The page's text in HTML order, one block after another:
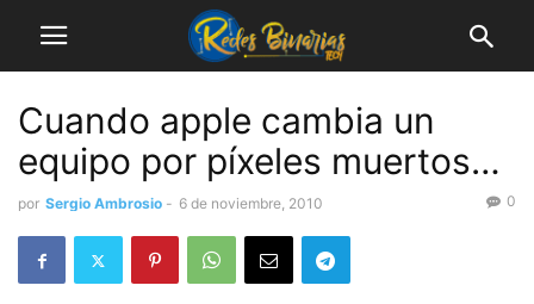
Cuando apple cambia un
equipo por píxeles muertos…
por Sergio Ambrosio - 6 de noviembre, 2010 0